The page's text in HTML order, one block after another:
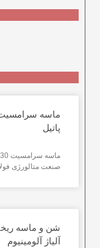
پاتیل
صنعت متالورژی فولاد،
شن و ماسه
آلیاژ آلومینیوم